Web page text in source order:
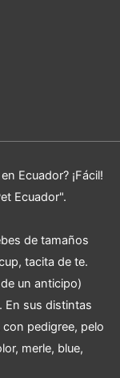
en Ecuador? ¡Fácil!
Ecuador".
de tamaños
tacita de te.
un anticipo)
En sus distintas
pedigree, pelo
merle, blue,